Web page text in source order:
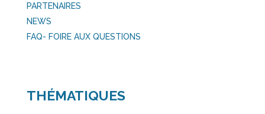
PARTENAIRES
NEWS
FAQ- FOIRE AUX QUESTIONS
THÉMATIQUES